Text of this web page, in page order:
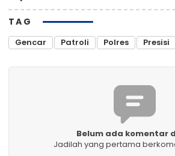
TAG
Gencar Patroli Polres Presisi
Belum ada komentar
Jadilah yang pertama